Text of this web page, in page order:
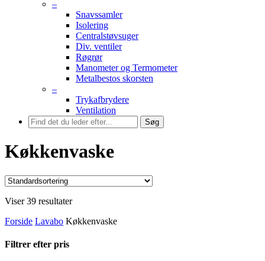
–
Snavssamler
Isolering
Centralstøvsuger
Div. ventiler
Røgrør
Manometer og Termometer
Metalbestos skorsten
–
Trykafbrydere
Ventilation
Søg
Køkkenvaske
Viser 39 resultater
Forside Lavabo Køkkenvaske
Filtrer efter pris